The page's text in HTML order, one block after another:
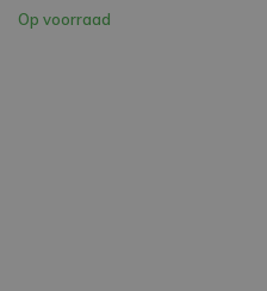
Op voorraad